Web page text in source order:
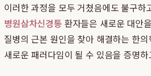
이러한 과정을 모두 거쳤음에도 불구
병원삼차신경통환자들은 새로운 대안
질병의 근본 원인을 찾아 해결하는 한
새로운 패러다임이 될 수 있음을 증명